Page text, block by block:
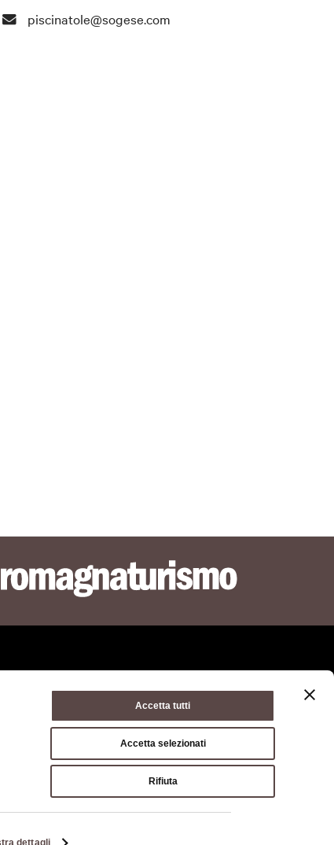
dettagli
Accetta tutti
Accetta selezionati
Rifiuta
piscinatole@sogese.com
Condizioni di utilizzo Condizioni di vendita
Via Zamboni, 13 40126 Bologna - Codice
- Posta certificata: